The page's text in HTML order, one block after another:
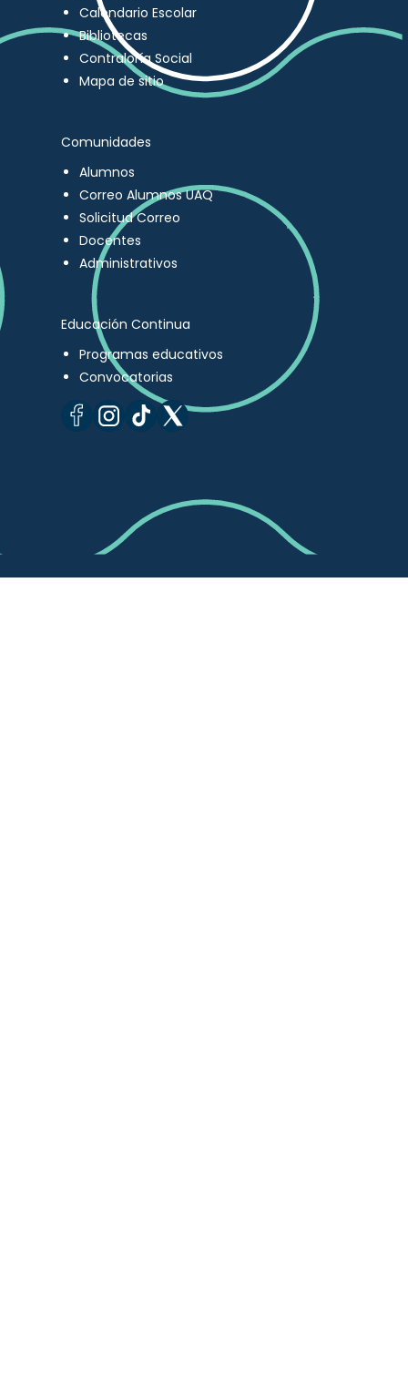
Calendario Escolar
Bibliotecas
Contraloría Social
Mapa de sitio
Comunidades
Alumnos
Correo Alumnos UAQ
Solicitud Correo
Docentes
Administrativos
Educación Continua
Programas educativos
Convocatorias